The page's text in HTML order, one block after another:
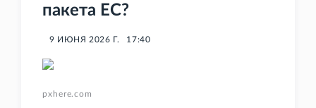
пакета ЕС?
9 ИЮНЯ 2026 Г. 17:40
pxhere.com